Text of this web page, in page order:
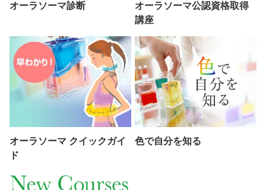
オーラソーマ診断
オーラソーマ公認資格取得
講座
オーラソーマ クイックガイ
ド
色で自分を知る